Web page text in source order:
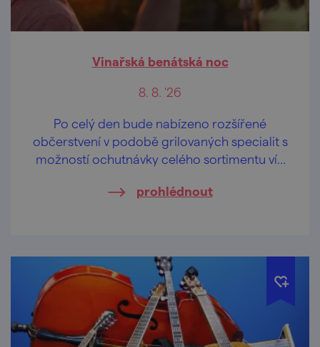
Vinařská benátská noc
8. 8. '26
Po celý den bude nabízeno rozšířené
občerstvení v podobě grilovaných specialit s
možností ochutnávky celého sortimentu vín
prohlédnout